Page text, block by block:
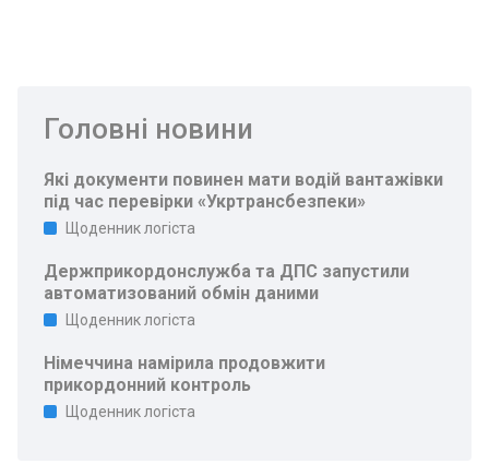
Головні новини
Які документи повинен мати водій вантажівки
під час перевірки «Укртрансбезпеки»
Щоденник логіста
Держприкордонслужба та ДПС запустили
автоматизований обмін даними
Щоденник логіста
Німеччина намірила продовжити
прикордонний контроль
Щоденник логіста